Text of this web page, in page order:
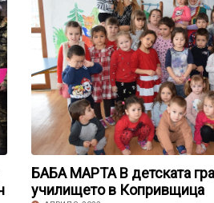
БАБА МАРТА В детската
училището в Копривщица